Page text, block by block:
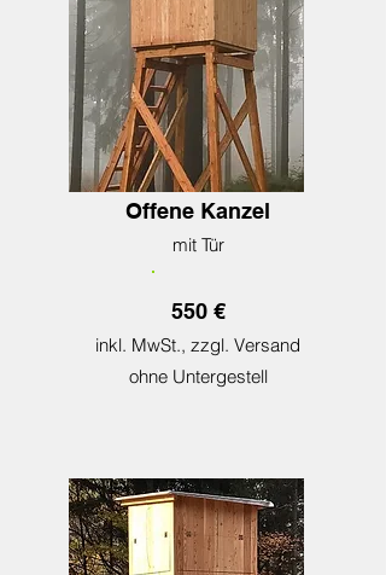
Offene Kanzel
mit Tür
550 €
inkl. MwSt., zzgl. Versand
ohne Untergestell